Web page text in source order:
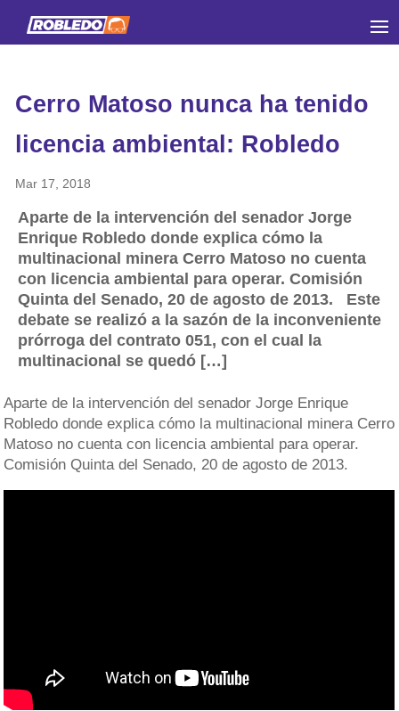
Cerro Matoso nunca ha tenido
licencia ambiental: Robledo
Mar 17, 2018
Aparte de la intervención del senador Jorge
Enrique Robledo donde explica cómo la
multinacional minera Cerro Matoso no cuenta
con licencia ambiental para operar. Comisión
Quinta del Senado, 20 de agosto de 2013. Este
debate se realizó a la sazón de la inconveniente
prórroga del contrato 051, con el cual la
multinacional se quedó […]
Aparte de la intervención del senador Jorge Enrique
Robledo donde explica cómo la multinacional minera Cerro
Matoso no cuenta con licencia ambiental para operar.
Comisión Quinta del Senado, 20 de agosto de 2013.